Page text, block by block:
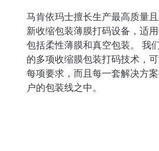
马肯依玛士擅长生产最高质量
新收缩包装薄膜打码设备，适
包括柔性薄膜和真空包装。
我
的多项收缩膜包装打码技术，
每项要求，而且每一套解决方
户的包装线之中。